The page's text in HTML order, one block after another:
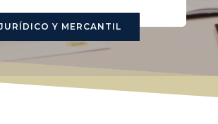
Y MERCANTIL